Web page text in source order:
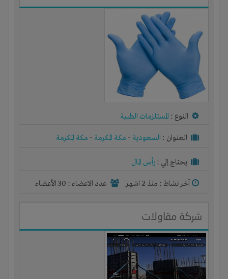
النوع : المستلزمات الطبية
العنوان : السعودية - مكة المكرمة - مكة المكرمة
يحتاج إلي : رأس المال
آخر نشاط : منذ 2 اشهر عدد الاعضاء : 30 الأعضاء
شركة مقاولات